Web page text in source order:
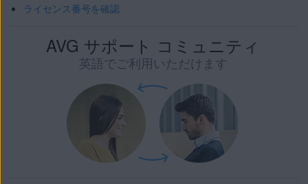
ライセンス番号を確認
AVG サポート コミュニティ
英語でご利用いただけます